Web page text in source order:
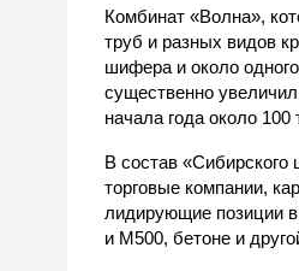
Комбинат «Волна»,
труб и разных видов
шифера и около
существенно
начала года около
В состав
торговые компании,
лидирующие позиции в
и М500, бетоне и